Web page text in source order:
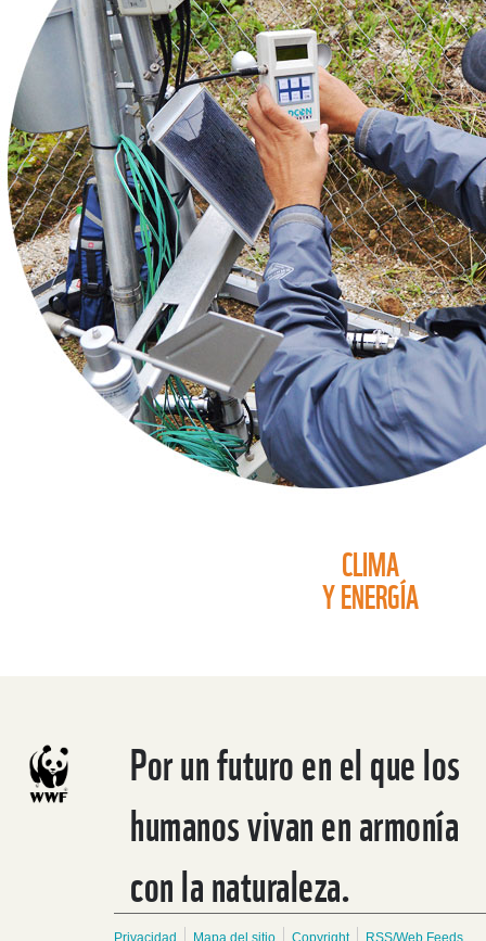
CLIMA
Y ENERGÍA
Por un futuro en el que los
humanos vivan en armonía
con la naturaleza.